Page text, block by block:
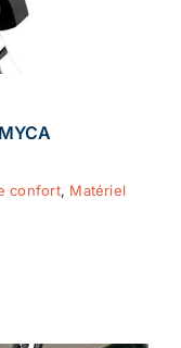
confort, Matériel